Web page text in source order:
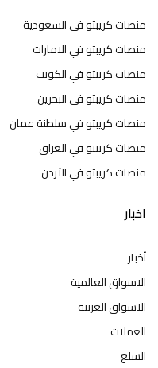
منصات كريبتو في السعودية
منصات كريبتو في الامارات
منصات كريبتو في الكويت
منصات كريبتو في البحرين
منصات كريبتو في سلطنة عمان
منصات كريبتو في العراق
منصات كريبتو في الأردن
اخبار
أخبار
الاسواق العالمية
الاسواق العربية
العملات
السلع